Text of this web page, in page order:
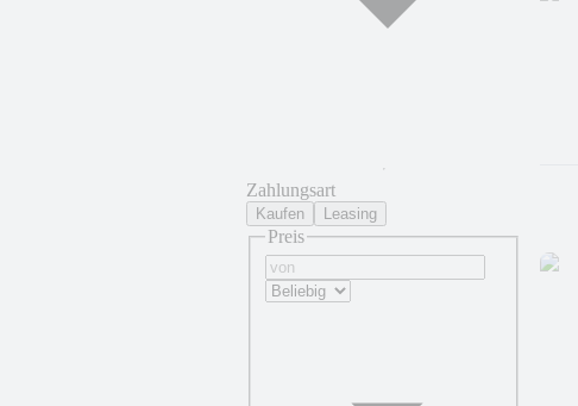
Zahlungsart
Kaufen Leasing
Preis